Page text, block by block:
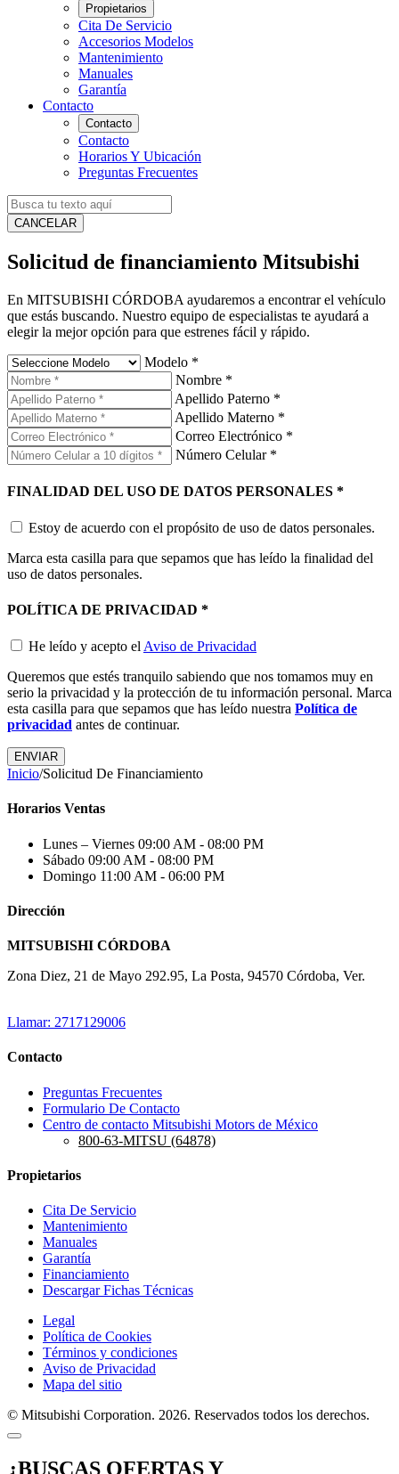
Propietarios
Cita De Servicio
Accesorios Modelos
Mantenimiento
Manuales
Garantía
Contacto
Contacto
Contacto
Horarios Y Ubicación
Preguntas Frecuentes
CANCELAR
Solicitud de financiamiento Mitsubishi
En MITSUBISHI CÓRDOBA ayudaremos a encontrar el vehículo
que estás buscando. Nuestro equipo de especialistas te ayudará a
elegir la mejor opción para que estrenes fácil y rápido.
Modelo *
Nombre *
Apellido Paterno *
Apellido Materno *
Correo Electrónico *
Número Celular *
FINALIDAD DEL USO DE DATOS PERSONALES *
Estoy de acuerdo con el propósito de uso de datos personales.
Marca esta casilla para que sepamos que has leído la finalidad del
uso de datos personales.
POLÍTICA DE PRIVACIDAD *
He leído y acepto el Aviso de Privacidad
Queremos que estés tranquilo sabiendo que nos tomamos muy en
serio la privacidad y la protección de tu información personal. Marca
esta casilla para que sepamos que has leído nuestra Política de
privacidad antes de continuar.
Inicio/Solicitud De Financiamiento
Horarios Ventas
Lunes – Viernes 09:00 AM - 08:00 PM
Sábado 09:00 AM - 08:00 PM
Domingo 11:00 AM - 06:00 PM
Dirección
MITSUBISHI CÓRDOBA
Zona Diez, 21 de Mayo 292.95, La Posta, 94570 Córdoba, Ver.
Llamar: 2717129006
Contacto
Preguntas Frecuentes
Formulario De Contacto
Centro de contacto Mitsubishi Motors de México
800-63-MITSU (64878)
Propietarios
Cita De Servicio
Mantenimiento
Manuales
Garantía
Financiamiento
Descargar Fichas Técnicas
Legal
Política de Cookies
Términos y condiciones
Aviso de Privacidad
Mapa del sitio
© Mitsubishi Corporation. 2026. Reservados todos los derechos.
¿BUSCAS OFERTAS Y